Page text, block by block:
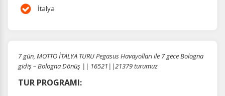
İtalya
7 gün, MOTTO İTALYA TURU Pegasus Havayolları ile 7 gece Bologna
gidiş – Bologna Dönüş || 16521||21379 turumuz
TUR PROGRAMI: